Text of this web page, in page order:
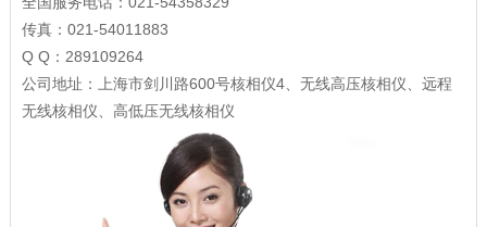
传真：021-54011883
Q Q：289109264
公司地址：上海市剑川路600号核相仪4、无线高压核相仪、远程
无线核相仪、高低压无线核相仪